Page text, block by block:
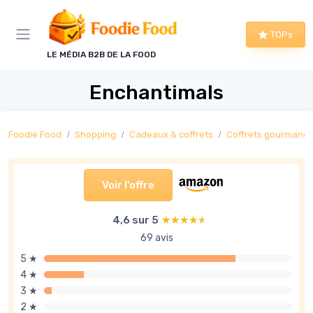
LE MÉDIA B2B DE LA FOOD
TOPs
Enchantimals
Foodie Food Shopping Cadeaux & coffrets Coffrets gourmands
Voir l'offre
4,6 sur 5 ★★★★★
★★★★★
69 avis
5 ★
4 ★
3 ★
2 ★
Panneau de gestion des cookies